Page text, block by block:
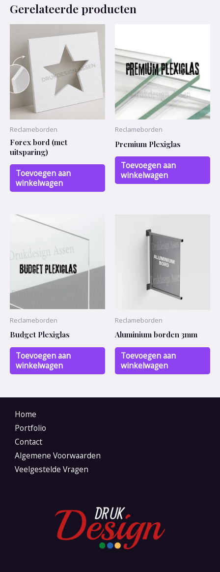
Gerelateerde producten
Reclameborden
Forex bord (met
uitsparing)
Toevoegen aan
winkelwagen
Reclameborden
Premium Plexiglas
Toevoegen aan
winkelwagen
Reclameborden
Budget Plexiglas
Toevoegen aan
winkelwagen
Reclameborden
Aluminium borden 3mm
Toevoegen aan
winkelwagen
Home
Portfolio
Contact
Algemene Voorwaarden
Veelgestelde Vragen